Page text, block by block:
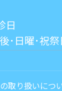
日
･日曜･祝
取り扱いにつ